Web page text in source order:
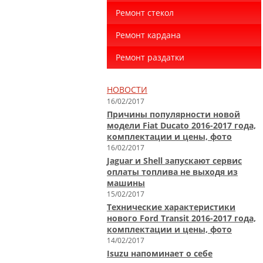
Ремонт стекол
Ремонт кардана
Ремонт раздатки
НОВОСТИ
16/02/2017
Причины популярности новой
модели Fiat Ducato 2016-2017 года,
комплектации и цены, фото
16/02/2017
Jaguar и Shell запускают сервис
оплаты топлива не выходя из
машины
15/02/2017
Технические характеристики
нового Ford Transit 2016-2017 года,
комплектации и цены, фото
14/02/2017
Isuzu напоминает о себе